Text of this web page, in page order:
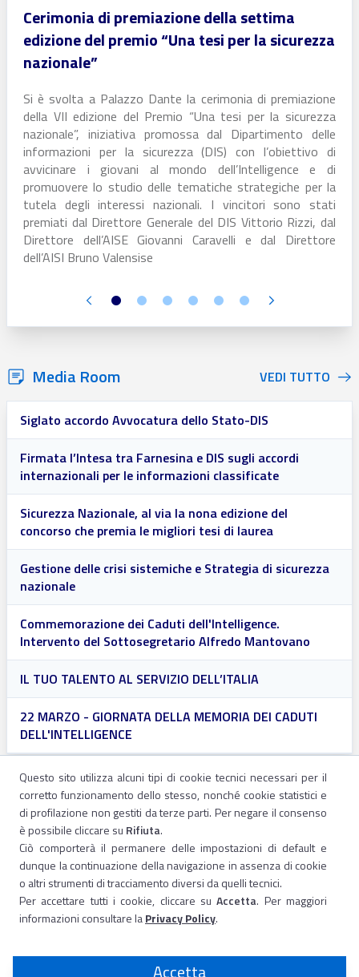
Cerimonia di premiazione della settima
edizione del premio “Una tesi per la sicurezza
nazionale”
Si è svolta a Palazzo Dante la cerimonia di premiazione
della VII edizione del Premio “Una tesi per la sicurezza
nazionale”, iniziativa promossa dal Dipartimento delle
informazioni per la sicurezza (DIS) con l’obiettivo di
avvicinare i giovani al mondo dell’Intelligence e di
promuovere lo studio delle tematiche strategiche per la
tutela degli interessi nazionali. I vincitori sono stati
premiati dal Direttore Generale del DIS Vittorio Rizzi, dal
Direttore dell’AISE Giovanni Caravelli e dal Direttore
dell’AISI Bruno Valensise
Media Room VEDI TUTTO
Siglato accordo Avvocatura dello Stato-DIS
Firmata l’Intesa tra Farnesina e DIS sugli accordi
internazionali per le informazioni classificate
Sicurezza Nazionale, al via la nona edizione del
concorso che premia le migliori tesi di laurea
Gestione delle crisi sistemiche e Strategia di sicurezza
nazionale
Commemorazione dei Caduti dell'Intelligence.
Intervento del Sottosegretario Alfredo Mantovano
IL TUO TALENTO AL SERVIZIO DELL’ITALIA
22 MARZO - GIORNATA DELLA MEMORIA DEI CADUTI
DELL'INTELLIGENCE
Questo sito utilizza alcuni tipi di cookie tecnici necessari per il
corretto funzionamento dello stesso, nonché cookie statistici e
di profilazione non gestiti da terze parti. Per negare il consenso
è possibile cliccare su Rifiuta.
Ciò comporterà il permanere delle impostazioni di default e
dunque la continuazione della navigazione in assenza di cookie
o altri strumenti di tracciamento diversi da quelli tecnici.
Per accettare tutti i cookie, cliccare suAccetta. Per maggiori
informazioni consultare laPrivacy Policy.
Accetta